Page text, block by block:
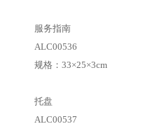
服务指南
ALC00536
规格：33×25×3cm
托盘
ALC00537